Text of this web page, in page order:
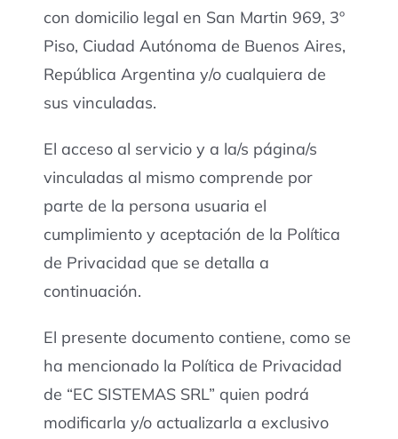
con domicilio legal en San Martin 969, 3º
Piso, Ciudad Autónoma de Buenos Aires,
República Argentina y/o cualquiera de
sus vinculadas.
El acceso al servicio y a la/s página/s
vinculadas al mismo comprende por
parte de la persona usuaria el
cumplimiento y aceptación de la Política
de Privacidad que se detalla a
continuación.
El presente documento contiene, como se
ha mencionado la Política de Privacidad
de “EC SISTEMAS SRL” quien podrá
modificarla y/o actualizarla a exclusivo